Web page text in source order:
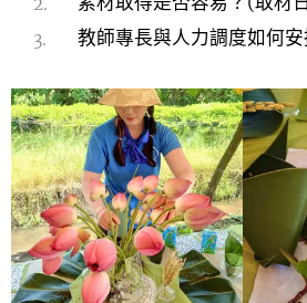
教師專長與人力調度如何